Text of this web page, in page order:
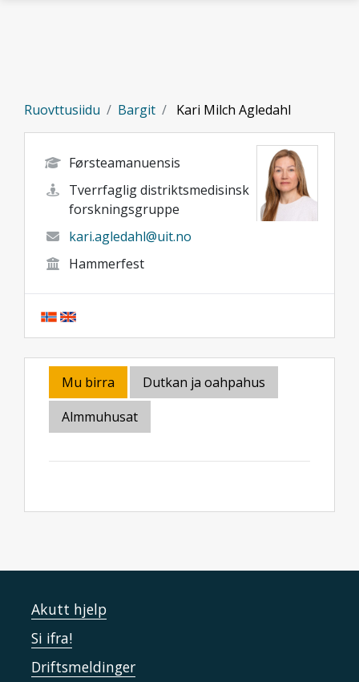
Ruovttusiidu Bargit Kari Milch Agledahl
Førsteamanuensis
Tverrfaglig distriktsmedisinsk
forskningsgruppe
kari.agledahl@uit.no
Hammerfest
Mu birra
Dutkan ja oahpahus
Almmuhusat
Akutt hjelp
Si ifra!
Driftsmeldinger